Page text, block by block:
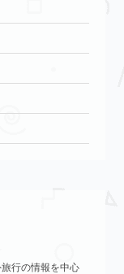
行の情報を中心